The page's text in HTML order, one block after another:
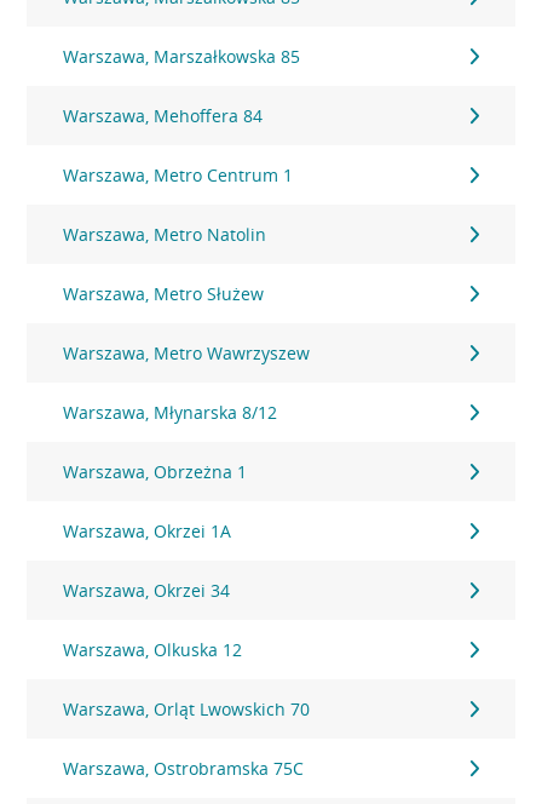
Warszawa, Marszałkowska 85
Warszawa, Mehoffera 84
Warszawa, Metro Centrum 1
Warszawa, Metro Natolin
Warszawa, Metro Służew
Warszawa, Metro Wawrzyszew
Warszawa, Młynarska 8/12
Warszawa, Obrzeżna 1
Warszawa, Okrzei 1A
Warszawa, Okrzei 34
Warszawa, Olkuska 12
Warszawa, Orląt Lwowskich 70
Warszawa, Ostrobramska 75C